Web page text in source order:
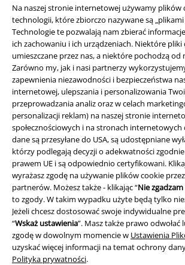
Na naszej stronie internetowej używamy plików
technologii, które zbiorczo nazywane są „plikami
Technologie te pozwalają nam zbierać
ich zachowaniu i ich urządzeniach. Niektóre pliki
umieszczane przez nas, a niektóre pochodzą
Zarówno my, jak i nasi partnerzy
zapewnienia niezawodności i bezpieczeństwa
internetowej, ulepszania i personalizowania
przeprowadzania analiz oraz w celach
personalizacji reklam) na naszej stronie
społecznościowych i na stronach internetowych
dane są przesyłane do USA, są udostępniane
którzy podlegają decyzji o adekwatności
prawem UE i są odpowiednio certyfikowani.
wyrażasz zgodę na używanie plików cookie
partnerów. Możesz także - klikając “Nie zgadzam
to zgody. W takim wypadku użyte będą tylko
Jeżeli chcesz dostosować swoje indywidualne
“Wskaż ustawienia”. Masz także prawo odwołać
zgodę w dowolnym momencie w Ustawienia
uzyskać więcej informacji na temat ochrony
Polityka prywatności.
EMP Polska
EMP Česká Republika
EMP Norge
EMP Schweiz
EMP Suomi
EMP Ireland
EMP United Kingdom
EMP Sverige
EMP Danmark
Large Nederland
EMP Österreich
EMP Slovensko
Large Belgique